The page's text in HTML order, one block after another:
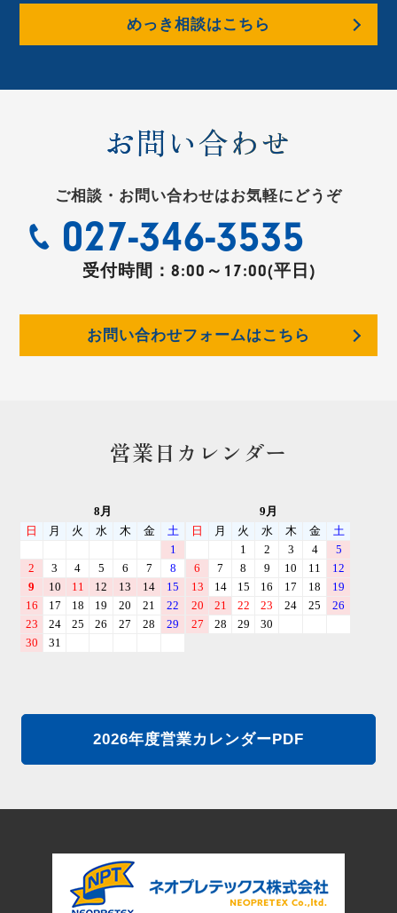
めっき相談はこちら
お問い合わせ
ご相談・お問い合わせはお気軽にどうぞ
027-346-3535
受付時間： 8:00～17:00(平日)
お問い合わせフォームはこちら
営業日カレンダー
2026年度営業カレンダーPDF